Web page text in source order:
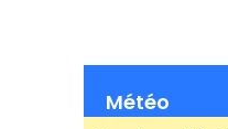
Météo